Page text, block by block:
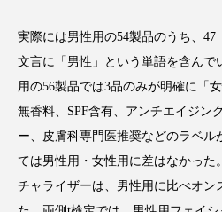
AI B2B BeautyTech
Gemini Instagram
TikTok アスタキサンチン
実際には男性用の54製品のうち、 47
文言に「男性」という単語を含んで
用の56製品では3品のみが明確に「
無香料、 SPF含有、アンチエイジン
ー、皮膚科専門医推奨などのラベル
ては男性用・女性用に差はなかった
チャライザーは、男性用に比べオン